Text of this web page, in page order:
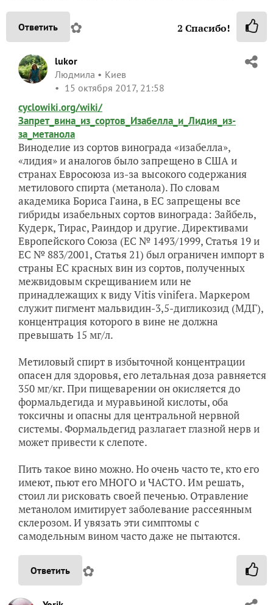
Ответить ✿ 2 Спасибо!
lukor
Людмила
Киев
15 октября 2017, 21:58
cyclowiki.org/wiki/
Запрет_вина_из_сортов_Изабелла_и_Лидия_из-
за_метанола
Виноделие из сортов винограда «изабелла»,
«лидия» и аналогов было запрещено в США и
странах Евросоюза из-за высокого содержания
метилового спирта (метанола). По словам
академика Бориса Гаина, в ЕС запрещены все
гибриды изабельных сортов винограда: Зайбель,
Кудерк, Тирас, Раиндор и другие. Директивами
Европейского Союза (ЕС № 1493/1999, Статья 19 и
ЕС № 883/2001, Статья 21) был ограничен импорт в
страны ЕС красных вин из сортов, полученных
межвидовым скрещиванием или не
принадлежащих к виду Vitis vinifera. Маркером
служит пигмент мальвидин-3,5-дигликозид (МДГ),
концентрация которого в вине не должна
превышать 15 мг/л.
Метиловый спирт в избыточной концентрации
опасен для здоровья, его летальная доза равняется
350 мг/кг. При пищеварении он окисляется до
формальдегида и муравьиной кислоты, оба
токсичны и опасны для центральной нервной
системы. Формальдегид разлагает глазной нерв и
может привести к слепоте.
Пить такое вино можно. Но очень часто те, кто его
имеют, пьют его МНОГО и ЧАСТО. Им решать,
стоил ли рисковать своей печенью. Отравление
метанолом имитирует заболевание рассеянным
склерозом. И увязать эти симптомы с
самодельным вином часто даже не пытаются.
Ответить ✿